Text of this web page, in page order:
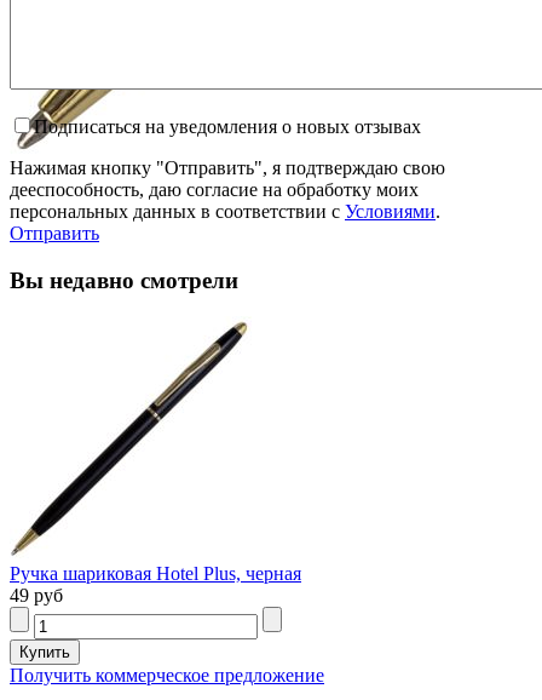
Подписаться на уведомления о новых отзывах
Нажимая кнопку "Отправить", я подтверждаю свою
дееспособность, даю согласие на обработку моих
персональных данных в соответствии с Условиями.
Отправить
Вы недавно смотрели
Ручка шариковая Hotel Plus, черная
49 руб
Получить коммерческое предложение